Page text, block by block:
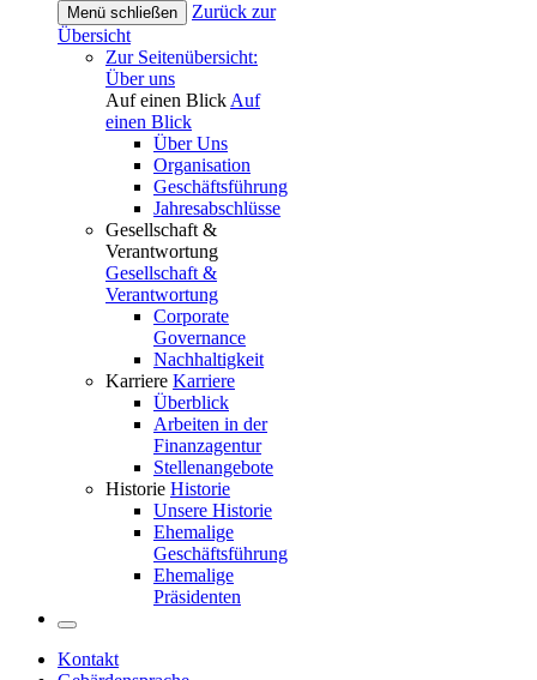
Menü schließen
Zurück zur
Übersicht
Zur Seitenübersicht:
Über uns
Auf einen Blick Auf
einen Blick
Über Uns
Organisation
Geschäftsführung
Jahresabschlüsse
Gesellschaft &
Verantwortung
Gesellschaft &
Verantwortung
Corporate
Governance
Nachhaltigkeit
Karriere Karriere
Überblick
Arbeiten in der
Finanzagentur
Stellenangebote
Historie Historie
Unsere Historie
Ehemalige
Geschäftsführung
Ehemalige
Präsidenten
Kontakt